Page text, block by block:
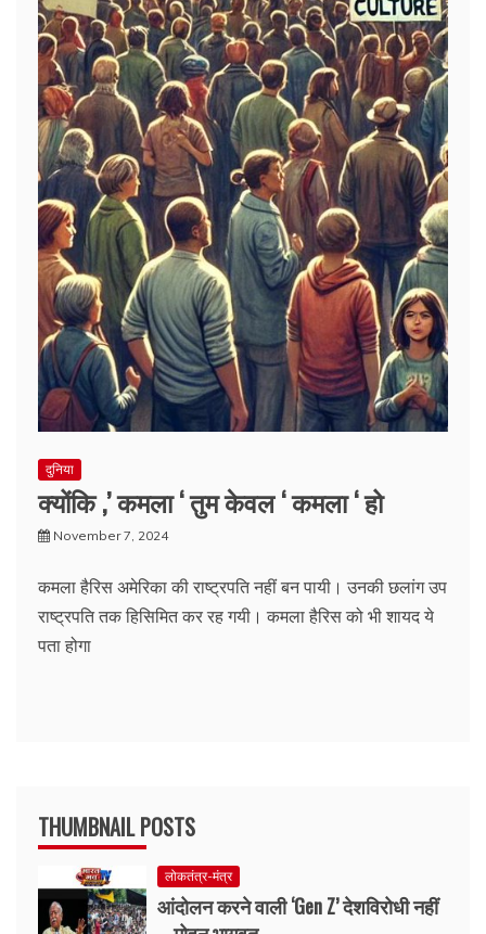
दुनिया
क्योंकि ,’ कमला ‘ तुम केवल ‘ कमला ‘ हो
November 7, 2024
कमला हैरिस अमेरिका की राष्ट्रपति नहीं बन पायी। उनकी छलांग उप
राष्ट्रपति तक हिसिमित कर रह गयी। कमला हैरिस को भी शायद ये
पता होगा
THUMBNAIL POSTS
लोकतंत्र-मंत्र
आंदोलन करने वाली ‘Gen Z’ देशविरोधी नहीं